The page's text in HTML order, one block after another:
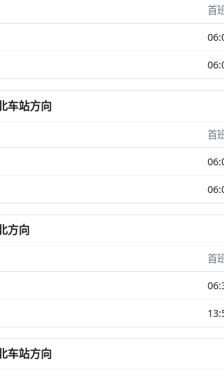
首
车站方向
首
方向
首
车站方向